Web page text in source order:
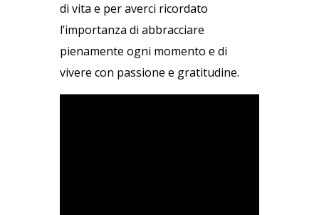
di vita e per averci ricordato
l’importanza di abbracciare
pienamente ogni momento e di
vivere con passione e gratitudine.